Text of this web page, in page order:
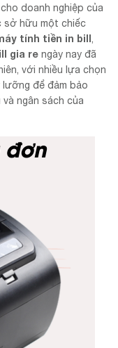
doanh nghiệp của
sở hữu một chiếc
tính tiền in bill
gia re ngày nay đã
với nhiều lựa chọn
để đảm bảo
ngân sách của